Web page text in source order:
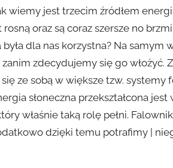
wiemy jest trzecim źródłem
oraz są coraz szersze no
była dla nas korzystna? Na samym
zdecydujemy się go włożyć.
ze sobą w większe tzw. systemy
słoneczna przekształcona jest
właśnie taką rolę pełni. Falownik
dzięki temu potrafimy |